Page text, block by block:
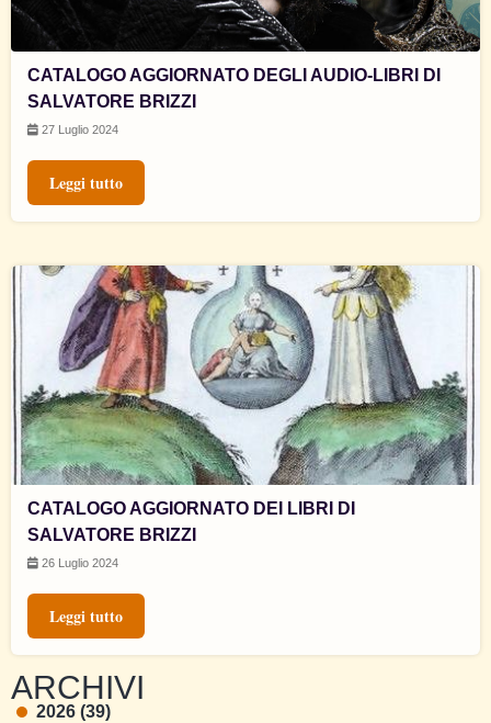
CATALOGO AGGIORNATO DEGLI AUDIO-LIBRI DI
SALVATORE BRIZZI
27 Luglio 2024
Leggi tutto
CATALOGO AGGIORNATO DEI LIBRI DI
SALVATORE BRIZZI
26 Luglio 2024
Leggi tutto
ARCHIVI
2026 (39)